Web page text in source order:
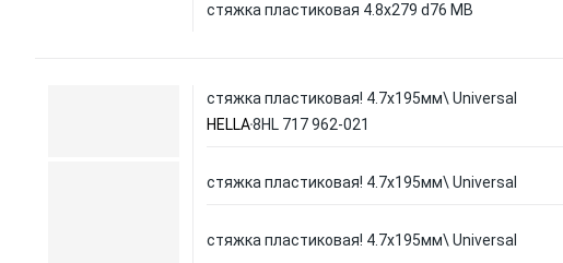
стяжка пластиковая 4.8х279 d76 MB
стяжка пластиковая! 4.7x195мм\ Universal
HELLA8HL 717 962-021
стяжка пластиковая! 4.7x195мм\ Universal
стяжка пластиковая! 4.7x195мм\ Universal